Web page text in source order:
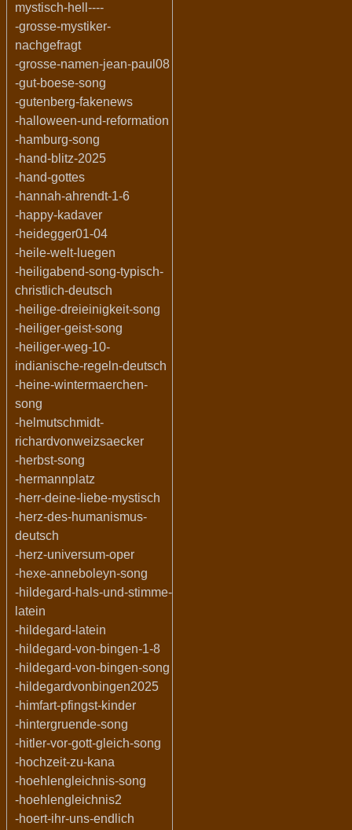
mystisch-hell----
-grosse-mystiker-
nachgefragt
-grosse-namen-jean-paul08
-gut-boese-song
-gutenberg-fakenews
-halloween-und-reformation
-hamburg-song
-hand-blitz-2025
-hand-gottes
-hannah-ahrendt-1-6
-happy-kadaver
-heidegger01-04
-heile-welt-luegen
-heiligabend-song-typisch-
christlich-deutsch
-heilige-dreieinigkeit-song
-heiliger-geist-song
-heiliger-weg-10-
indianische-regeln-deutsch
-heine-wintermaerchen-
song
-helmutschmidt-
richardvonweizsaecker
-herbst-song
-hermannplatz
-herr-deine-liebe-mystisch
-herz-des-humanismus-
deutsch
-herz-universum-oper
-hexe-anneboleyn-song
-hildegard-hals-und-stimme-
latein
-hildegard-latein
-hildegard-von-bingen-1-8
-hildegard-von-bingen-song
-hildegardvonbingen2025
-himfart-pfingst-kinder
-hintergruende-song
-hitler-vor-gott-gleich-song
-hochzeit-zu-kana
-hoehlengleichnis-song
-hoehlengleichnis2
-hoert-ihr-uns-endlich